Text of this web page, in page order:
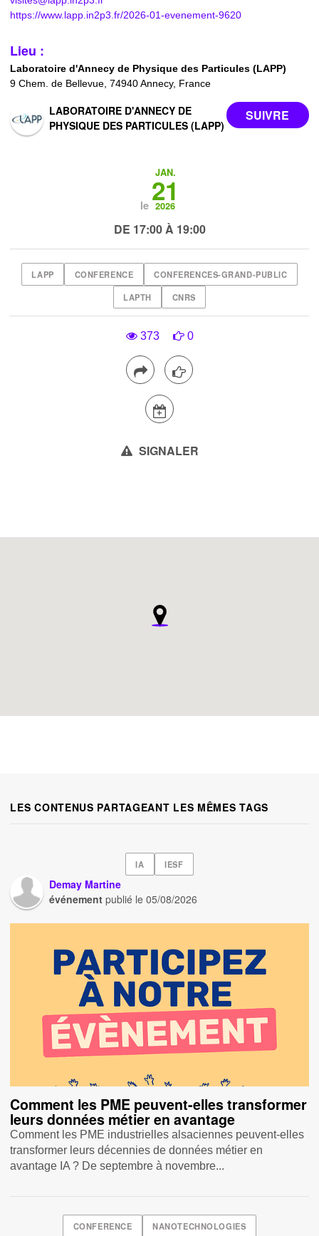
https://www.lapp.in2p3.fr/2026-01-evenement-9620
Lieu :
Laboratoire d'Annecy de Physique des Particules (LAPP)
9 Chem. de Bellevue, 74940 Annecy, France
LABORATOIRE D'ANNECY DE
PHYSIQUE DES PARTICULES (LAPP)
le
JAN.
21
2026
DE 17:00 À 19:00
LAPP CONFERENCE CONFERENCES-GRAND-PUBLIC
LAPTH CNRS
373 0
SIGNALER
LES CONTENUS PARTAGEANT LES MÊMES TAGS
IA IESF
Demay Martine
événement publié le05/08/2026
Comment les PME peuvent-elles transformer
leurs données métier en avantage
Comment les PME industrielles alsaciennes peuvent-elles
transformer leurs décennies de données métier en
avantage IA ? De septembre à novembre...
CONFERENCE NANOTECHNOLOGIES